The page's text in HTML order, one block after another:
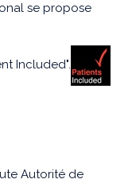
se propose
Included".
Autorité de